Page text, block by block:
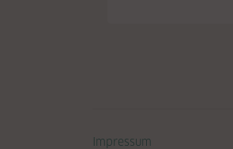
Navigation überspringen
Impressum